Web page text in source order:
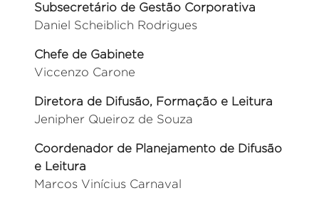
Subsecretário de Gestão Corporativa
Daniel Scheiblich Rodrigues
Chefe de Gabinete
Viccenzo Carone
Diretora de Difusão, Formação e Leitura
Jenipher Queiroz de Souza
Coordenador de Planejamento de Difusão
e Leitura
Marcos Vinícius Carnaval